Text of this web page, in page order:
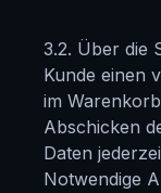
3.2. Über die
Kunde einen
im
Abschicken
Daten
Notwendige